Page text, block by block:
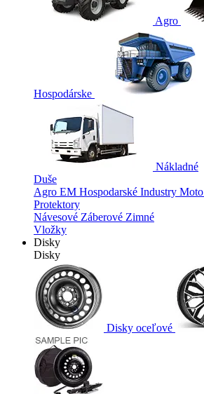
Agro
Hospodárske
Nákladné
Duše
Agro EM Hospodarské Industry Moto
Protektory
Návesové Záberové Zimné
Vložky
Disky
Disky
Disky oceľové